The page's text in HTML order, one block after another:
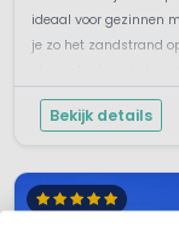
ideaal voor gezinnen
je zo het zandstrand
Bekijk details